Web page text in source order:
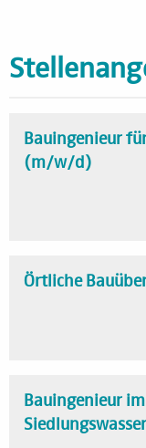
Bauingenieur
(m/w/d)
Örtliche
Bauingenieur